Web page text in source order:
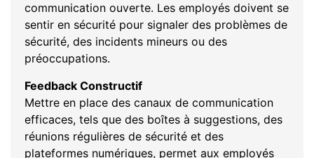
communication ouverte. Les employés doivent se
sentir en sécurité pour signaler des problèmes de
sécurité, des incidents mineurs ou des
préoccupations.
Feedback Constructif
Mettre en place des canaux de communication
efficaces, tels que des boîtes à suggestions, des
réunions régulières de sécurité et des
plateformes numériques, permet aux employés